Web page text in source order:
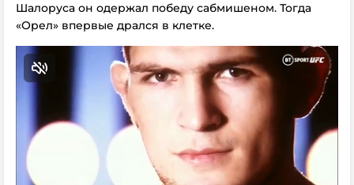
Шалоруса он одержал победу сабмишеном. Тогда
«Орел» впервые дрался в клетке.